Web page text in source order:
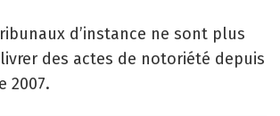
d’instance ne sont plus
des actes de notoriété depuis
2007.